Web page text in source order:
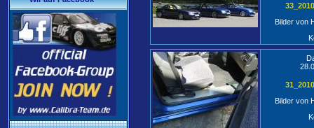
Bilder von
Bilder von